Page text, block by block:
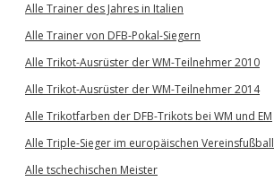
Alle Trainer des Jahres in Italien
Alle Trainer von DFB-Pokal-Siegern
Alle Trikot-Ausrüster der WM-Teilnehmer 2010
Alle Trikot-Ausrüster der WM-Teilnehmer 2014
Alle Trikotfarben der DFB-Trikots bei WM und EM
Alle Triple-Sieger im europäischen Vereinsfußball
Alle tschechischen Meister